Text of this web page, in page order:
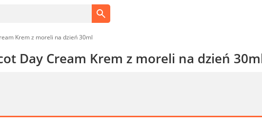
Krem z moreli na dzień 30ml
Day Cream Krem z moreli na dzień